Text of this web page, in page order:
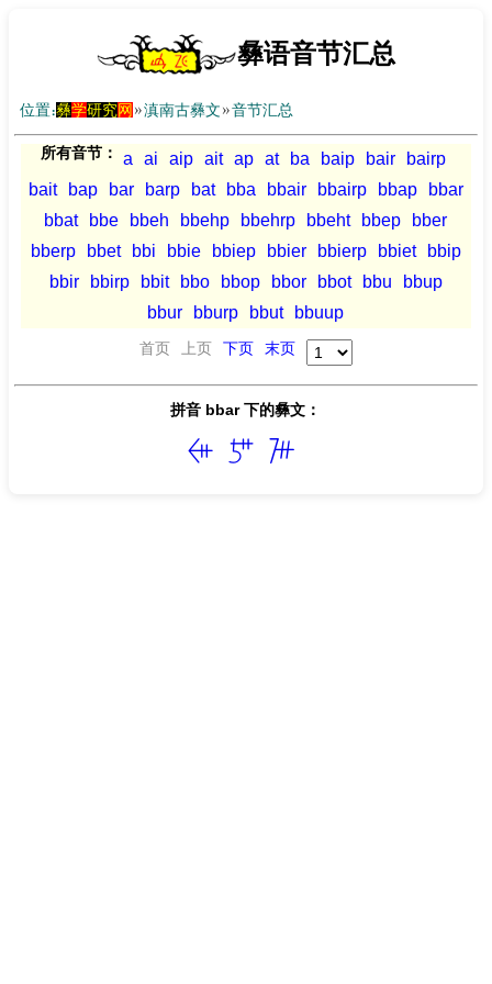
彝语音节汇总
位置：彝学研究网 »滇南古彝文 »音节汇总
所有音节： a ai aip ait ap at ba baip bair
bairp
bait
bap bar barp bat bba bbair bbairp bbap
bbar
bbat
bbe bbeh bbehp bbehrp bbeht bbep
bber
bberp
bbet bbi bbie bbiep bbier bbierp bbiet
bbip
bbir
bbirp bbit bbo bbop bbor bbot bbu
bbup
bbur
bburp bbut bbuup
首页 上页 下页 末页
拼音 bbar 下的彝文：
  